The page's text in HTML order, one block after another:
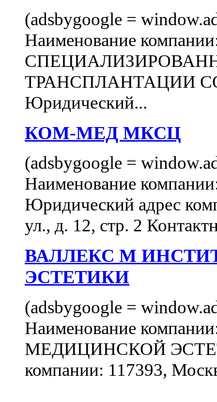
(adsbygoogle =
Наименование
ТРАНСПЛАНТАЦИИ
Юридический...
КОМ-МЕД МКСЦ
(adsbygoogle =
Наименование
Юридический адрес
ул., д. 12, стр. 2
ВАЛЛЕКС М
ЭСТЕТИКИ
(adsbygoogle =
Наименование
МЕДИЦИНСКОЙ
компании: 117393,